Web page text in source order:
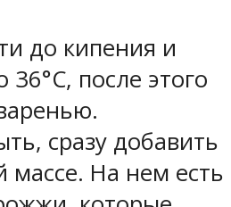
до кипения и
36°С, после этого
сразу добавить
массе. На нем есть